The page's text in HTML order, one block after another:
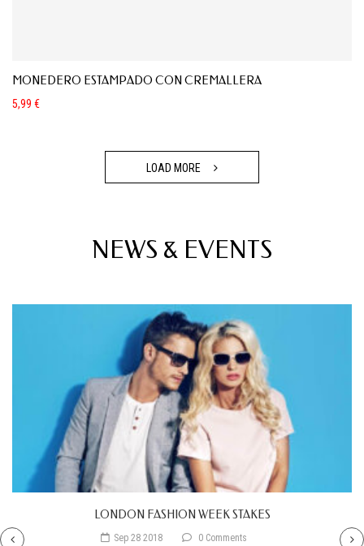
MONEDERO ESTAMPADO CON CREMALLERA
5,99 €
LOAD MORE
NEWS & EVENTS
LONDON FASHION WEEK STAKES
Sep 28 2018 0 Comments